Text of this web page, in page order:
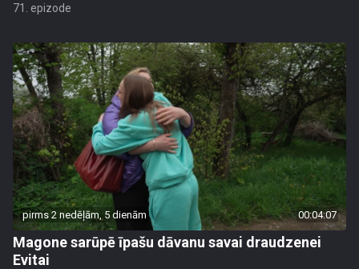
71. epizode
pirms 2 nedēļām, 5 dienām 00:04:07
Magone sarūpē īpašu dāvanu savai draudzenei
Evitai